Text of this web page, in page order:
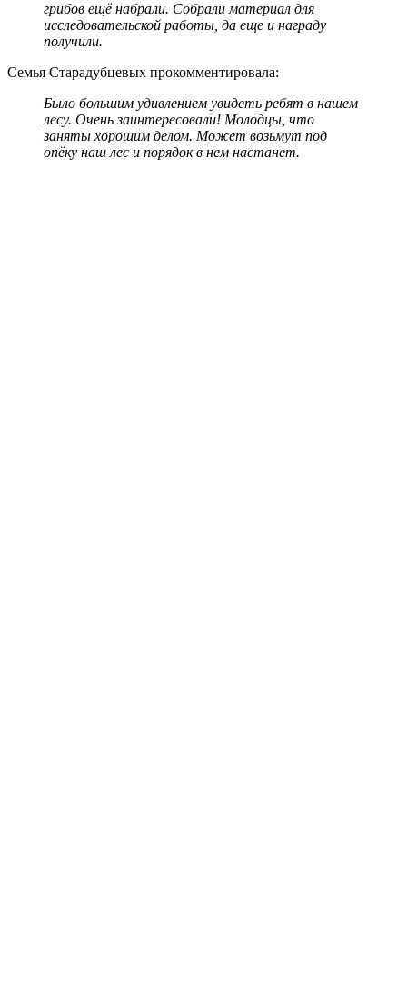
грибов ещё набрали. Собрали материал для
исследовательской работы, да еще и награду
получили.
Семья Старадубцевых прокомментировала:
Было большим удивлением увидеть ребят в нашем
лесу. Очень заинтересовали! Молодцы, что
заняты хорошим делом. Может возьмут под
опёку наш лес и порядок в нем настанет.